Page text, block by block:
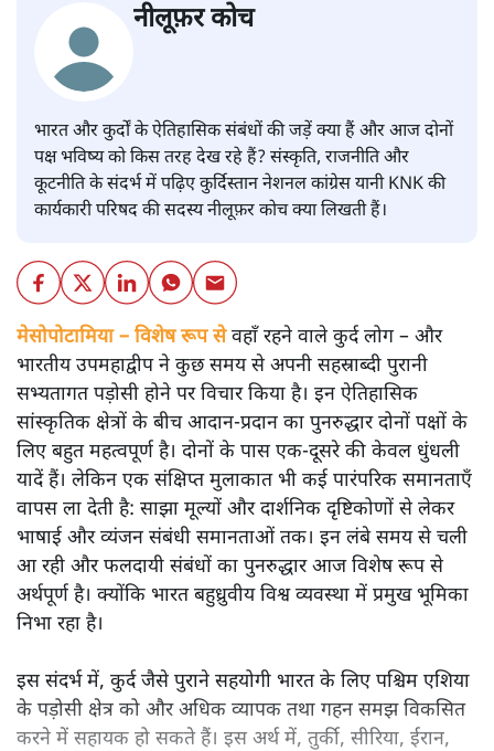
नीलूफ़र कोच
भारत और कुर्दों के ऐतिहासिक संबंधों की जड़ें क्या हैं और आज दोनों
पक्ष भविष्य को किस तरह देख रहे हैं? संस्कृति, राजनीति और
कूटनीति के संदर्भ में पढ़िए कुर्दिस्तान नेशनल कांग्रेस यानी KNK की
कार्यकारी परिषद की सदस्य नीलूफ़र कोच क्या लिखती हैं।
मेसोपोटामिया – विशेष रूप सेवहाँ रहने वाले कुर्द लोग – और
भारतीय उपमहाद्वीप ने कुछ समय से अपनी सहस्राब्दी पुरानी
सभ्यतागत पड़ोसी होने पर विचार किया है। इन ऐतिहासिक
सांस्कृतिक क्षेत्रों के बीच आदान-प्रदान का पुनरुद्धार दोनों पक्षों के
लिए बहुत महत्वपूर्ण है। दोनों के पास एक-दूसरे की केवल धुंधली
यादें हैं। लेकिन एक संक्षिप्त मुलाकात भी कई पारंपरिक समानताएँ
वापस ला देती है: साझा मूल्यों और दार्शनिक दृष्टिकोणों से लेकर
भाषाई और व्यंजन संबंधी समानताओं तक। इन लंबे समय से चली
आ रही और फलदायी संबंधों का पुनरुद्धार आज विशेष रूप से
अर्थपूर्ण है। क्योंकि भारत बहुध्रुवीय विश्व व्यवस्था में प्रमुख भूमिका
निभा रहा है।
इस संदर्भ में, कुर्द जैसे पुराने सहयोगी भारत के लिए पश्चिम एशिया
के पड़ोसी क्षेत्र को और अधिक व्यापक तथा गहन समझ विकसित
करने में सहायक हो सकते हैं। इस अर्थ में, तुर्की, सीरिया, ईरान,